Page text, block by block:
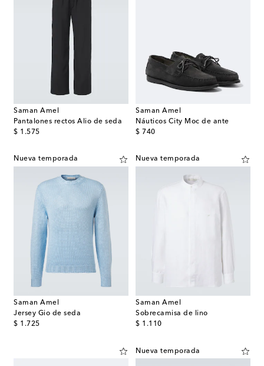
Saman Amel
Pantalones rectos Alio de seda
$ 1.575
original price
Saman Amel
Náuticos City Moc de ante
$ 740
original price
Nueva temporada
Saman Amel
Jersey Gio de seda
$ 1.725
original price
Nueva temporada
Saman Amel
Sobrecamisa de lino
$ 1.110
original price
Nueva temporada